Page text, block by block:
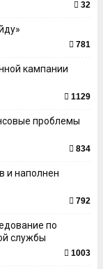
32
781
кампании
1129
проблемы
834
и наполнен
792
по
службы
1003